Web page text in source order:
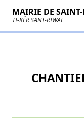
MAIRIE DE
TI-KÊR SANT-RIWAL